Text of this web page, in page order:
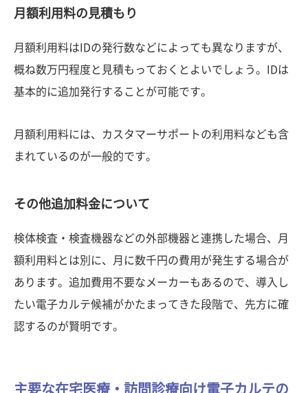
月額利用料の見積もり
月額利用料はIDの発行数などによっても異なりますが、
概ね数万円程度と見積もっておくとよいでしょう。IDは
基本的に追加発行することが可能です。
月額利用料には、カスタマーサポートの利用料なども含
まれているのが一般的です。
その他追加料金について
検体検査・検査機器などの外部機器と連携した場合、月
額利用料とは別に、月に数千円の費用が発生する場合が
あります。追加費用不要なメーカーもあるので、導入し
たい電子カルテ候補がかたまってきた段階で、先方に確
認するのが賢明です。
主要な在宅医療・訪問診療向け電子カルテの